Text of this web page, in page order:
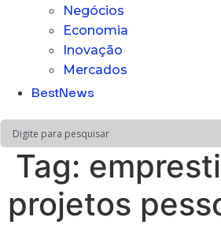
Negócios
Economia
Inovação
Mercados
BestNews
Tag:
projetos